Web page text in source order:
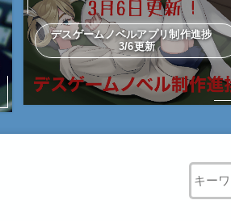
デスゲームノベルアプリ制作進捗
3/6更新
When